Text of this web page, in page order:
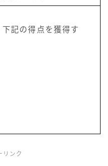
記の得点を獲得す
リンク